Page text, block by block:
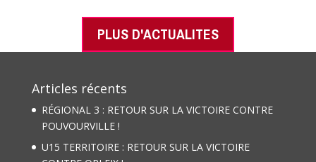
PLUS D'ACTUALITES
Articles récents
RÉGIONAL 3 : RETOUR SUR LA VICTOIRE CONTRE
POUVOURVILLE !
U15 TERRITOIRE : RETOUR SUR LA VICTOIRE